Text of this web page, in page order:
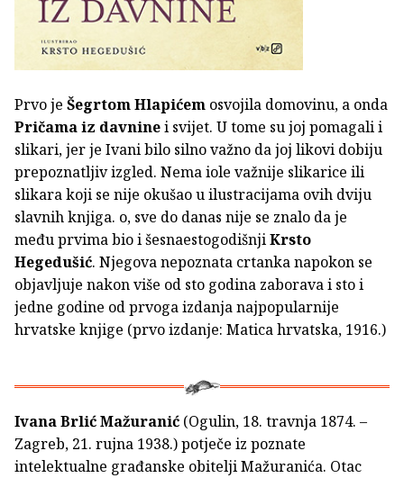
Prvo je Šegrtom Hlapićem osvojila domovinu, a onda
Pričama iz davninei svijet. U tome su joj pomagali i
slikari, jer je Ivani bilo silno važno da joj likovi dobiju
prepoznatljiv izgled. Nema iole važnije slikarice ili
slikara koji se nije okušao u ilustracijama ovih dviju
slavnih knjiga. o, sve do danas nije se znalo da je
među prvima bio i šesnaestogodišnjiKrsto
Hegedušić. Njegova nepoznata crtanka napokon se
objavljuje nakon više od sto godina zaborava i sto i
jedne godine od prvoga izdanja najpopularnije
hrvatske knjige (prvo izdanje: Matica hrvatska, 1916.)
Ivana Brlić Mažuranić (Ogulin, 18. travnja 1874. –
Zagreb, 21. rujna 1938.) potječe iz poznate
intelektualne građanske obitelji Mažuranića. Otac